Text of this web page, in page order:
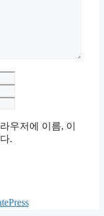
우저에 이름, 이
.